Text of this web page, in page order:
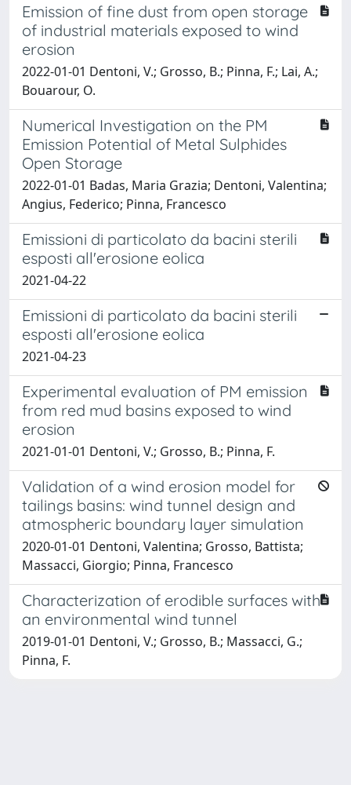
Emission of fine dust from open storage
of industrial materials exposed to wind
erosion
2022-01-01 Dentoni, V.; Grosso, B.; Pinna, F.; Lai, A.;
Bouarour, O.
Numerical Investigation on the PM
Emission Potential of Metal Sulphides
Open Storage
2022-01-01 Badas, Maria Grazia; Dentoni, Valentina;
Angius, Federico; Pinna, Francesco
Emissioni di particolato da bacini sterili
esposti all'erosione eolica
2021-04-22
Emissioni di particolato da bacini sterili
esposti all'erosione eolica
2021-04-23
Experimental evaluation of PM emission
from red mud basins exposed to wind
erosion
2021-01-01 Dentoni, V.; Grosso, B.; Pinna, F.
Validation of a wind erosion model for
tailings basins: wind tunnel design and
atmospheric boundary layer simulation
2020-01-01 Dentoni, Valentina; Grosso, Battista;
Massacci, Giorgio; Pinna, Francesco
Characterization of erodible surfaces with
an environmental wind tunnel
2019-01-01 Dentoni, V.; Grosso, B.; Massacci, G.;
Pinna, F.